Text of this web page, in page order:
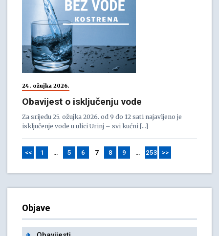
24. ožujka 2026.
Obavijest o isključenju vode
Za srijedu 25. ožujka 2026. od 9 do 12 sati najavljeno je
isključenje vode u ulici Urinj – svi kućni […]
<< 1 … 5 6 7 8 9 … 253 >>
Objave